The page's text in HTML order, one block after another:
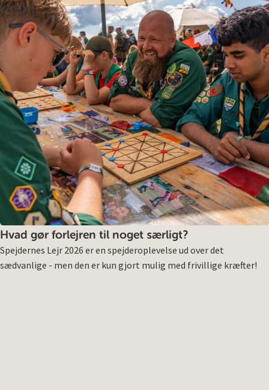
Hvad gør forlejren til noget særligt?
Spejdernes Lejr 2026 er en spejderoplevelse ud over det
sædvanlige - men den er kun gjort mulig med frivillige kræfter!